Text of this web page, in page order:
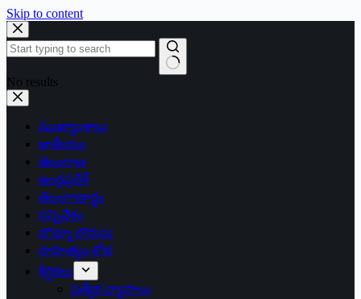
Skip to content
No results
ముఖ్యాంశాలు
జాతీయం
తెలంగాణ
ఆంధ్రప్రదేశ్
తెలంగాణార్థం
సన్నివేశం
బొమ్మా బొరుసు
సాహిత్యం-శోభ
శీర్షికలు
ప్రత్యేక వ్యాసాలు